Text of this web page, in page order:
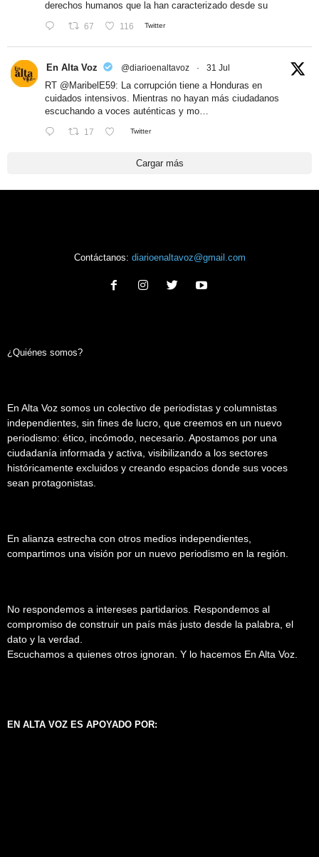
derechos humanos que la han caracterizado desde su
67 116 Twitter
En Alta Voz @diarioenaltavoz · 31 Jul
RT @MaribelE59: La corrupción tiene a Honduras en
cuidados intensivos. Mientras no hayan más ciudadanos
escuchando a voces auténticas y mo…
17 Twitter
Cargar más
Contáctanos: diarioenaltavoz@gmail.com
¿Quiénes somos?
En Alta Voz somos un colectivo de periodistas y columnistas
independientes, sin fines de lucro, que creemos en un nuevo
periodismo: ético, incómodo, necesario. Apostamos por una
ciudadanía informada y activa, visibilizando a los sectores
históricamente excluidos y creando espacios donde sus voces
sean protagonistas.
En alianza estrecha con otros medios independientes,
compartimos una visión por un nuevo periodismo en la región.
No respondemos a intereses partidarios. Respondemos al
compromiso de construir un país más justo desde la palabra, el
dato y la verdad.
Escuchamos a quienes otros ignoran. Y lo hacemos En Alta Voz.
EN ALTA VOZ ES APOYADO POR: